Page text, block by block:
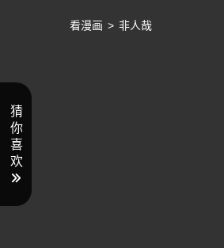
看漫画 > 非人哉
猜
你
喜
欢